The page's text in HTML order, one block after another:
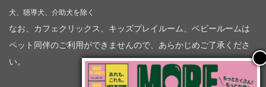
犬、聴導犬、介助犬を除く
なお、カフェクリックス、キッズプレイルーム、ベビールームは
ペット同伴のご利用ができませんので、あらかじめご了承くださ
い。